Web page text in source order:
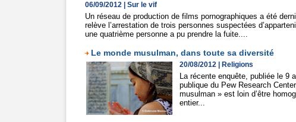
06/09/2012 Sur le vif
Un réseau de production de films pornographiques a été
relève l’arrestation de trois personnes suspectées
une quatrième personne a pu prendre la fuite....
Le monde musulman, dans toute sa diversité
20/08/2012 Religions
La récente enquête, publiée le 9
publique du Pew Research
musulman » est loin d’être
entier...